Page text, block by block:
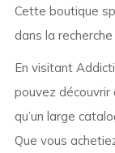
Cette boutique
dans la
En visitant
pouvez découvrir
qu’un large
Que vous